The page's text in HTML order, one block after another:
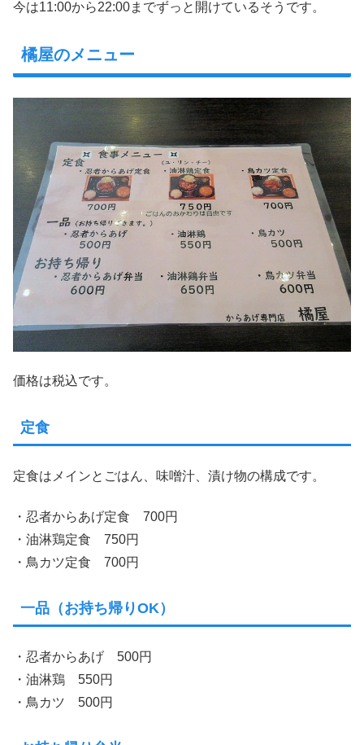
今は11:00から22:00までずっと開けているそうです。
橘屋のメニュー
価格は税込です。
定食
定食はメインとごはん、味噌汁、漬け物の構成です。
・忍者からあげ定食 700円
・油淋鶏定食 750円
・鳥カツ定食 700円
一品（お持ち帰りOK）
・忍者からあげ 500円
・油淋鶏 550円
・鳥カツ 500円